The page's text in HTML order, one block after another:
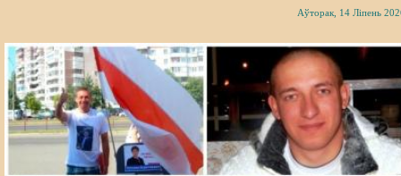
Аўторак, 14 Ліпень